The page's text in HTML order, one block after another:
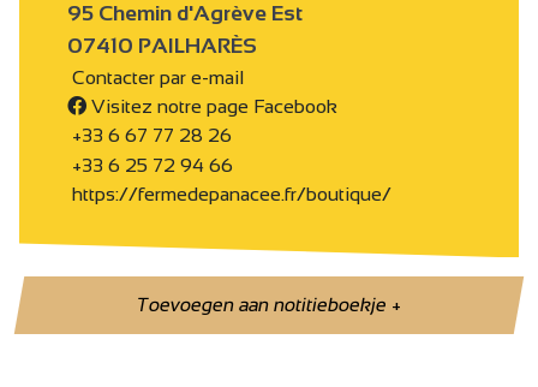
95 Chemin d'Agrève Est
07410 PAILHARÈS
Contacter par e-mail
Visitez notre page Facebook
+33 6 67 77 28 26
+33 6 25 72 94 66
https://fermedepanacee.fr/boutique/
Toevoegen aan notitieboekje+